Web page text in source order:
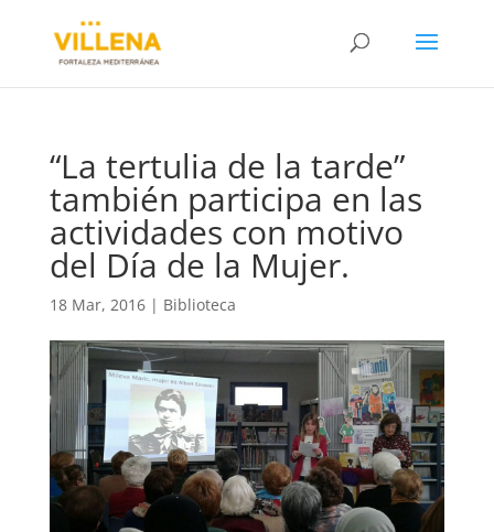
“La tertulia de la tarde”
también participa en las
actividades con motivo
del Día de la Mujer.
18 Mar, 2016| Biblioteca